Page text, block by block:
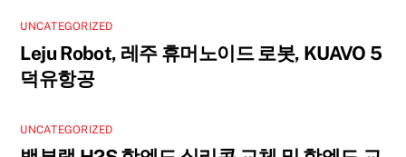
UNCATEGORIZED
Leju Robot, 레주 휴머노이드 로봇, KUAVO 5
덕유항공
UNCATEGORIZED